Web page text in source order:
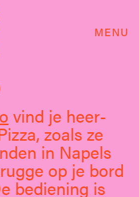
MENU
vind je heer-
zoals ze
in Napels
op je bord
bediening is